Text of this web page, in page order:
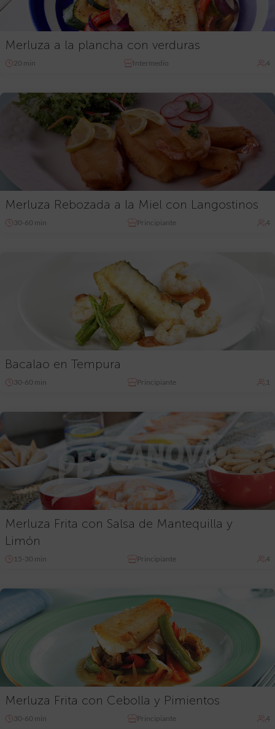
Merluza a la plancha con verduras
20 min Intermedio 4
Merluza Rebozada a la Miel con Langostinos
30-60 min Principiante 4
Bacalao en Tempura
30-60 min Principiante 1
Merluza Frita con Salsa de Mantequilla y
Limón
15-30 min Principiante 4
Merluza Frita con Cebolla y Pimientos
30-60 min Principiante 4